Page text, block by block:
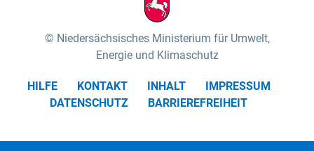
Niedersächsisches Ministerium für Umwelt,
Energie und Klimaschutz
HILFE KONTAKT INHALT
IMPRESSUM
DATENSCHUTZ
BARRIEREFREIHEIT